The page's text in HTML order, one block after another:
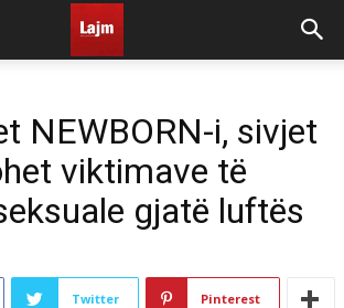
NEWBORN-i, sivjet
viktimave të
gjatë luftës
Twitter Pinterest